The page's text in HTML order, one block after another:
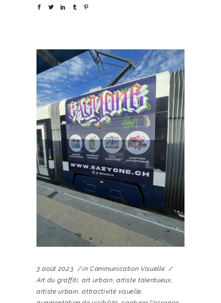
3 août 2023 in Communication Visuelle
Art du graffiti ,art urbain artiste talentueux,
artiste urbain ,attractivité visuelle